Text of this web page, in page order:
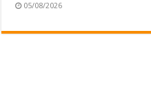
05/08/2026